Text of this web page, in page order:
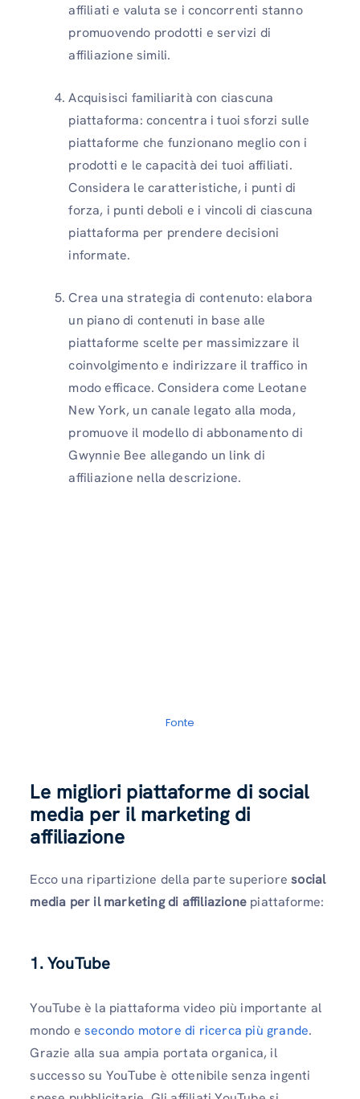
affiliati e valuta se i concorrenti stanno
promuovendo prodotti e servizi di
affiliazione simili.
Acquisisci familiarità con ciascuna
piattaforma: concentra i tuoi sforzi sulle
piattaforme che funzionano meglio con i
prodotti e le capacità dei tuoi affiliati.
Considera le caratteristiche, i punti di
forza, i punti deboli e i vincoli di ciascuna
piattaforma per prendere decisioni
informate.
Crea una strategia di contenuto: elabora
un piano di contenuti in base alle
piattaforme scelte per massimizzare il
coinvolgimento e indirizzare il traffico in
modo efficace. Considera come Leotane
New York, un canale legato alla moda,
promuove il modello di abbonamento di
Gwynnie Bee allegando un link di
affiliazione nella descrizione.
Fonte
Le migliori piattaforme di social
media per il marketing di
affiliazione
Ecco una ripartizione della parte superioresocial
media per il marketing di affiliazione piattaforme:
1. YouTube
YouTube è la piattaforma video più importante al
mondo e secondo motore di ricerca più grande.
Grazie alla sua ampia portata organica, il
successo su YouTube è ottenibile senza ingenti